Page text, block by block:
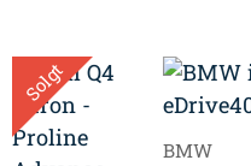
Solgt
BMW